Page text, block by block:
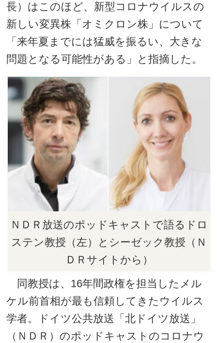
長）はこのほど、新型コロナウイルスの
新しい変異株「オミクロン株」について
「来年夏までには猛威を振るい、大きな
問題となる可能性がある」と指摘した。
ＮＤＲ放送のポッドキャストで語るドロ
ステン教授（左）とシーゼック教授（Ｎ
ＤＲサイトから）
同教授は、16年間政権を担当したメル
ケル前首相が最も信頼してきたウイルス
学者。ドイツ公共放送「北ドイツ放送」
（ＮＤＲ）のポッドキャストのコロナウ